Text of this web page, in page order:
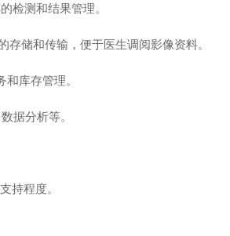
检测和结果管理。
存储和传输，便于医生调阅影像资料。
库存管理。
据分析等。
持程度。